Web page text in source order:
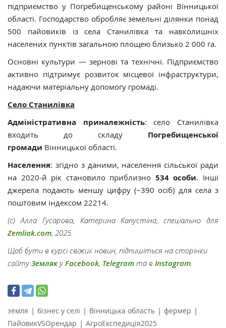
підприємство у Погребищенському районі Вінницької
області. Господарство обробляє земельні ділянки понад
500 пайовиків із села Станилівка та навколишніх
населених пунктів загальною площею близько 2 000 га.
Основні культури — зернові та технічні. Підприємство
активно підтримує розвиток місцевої інфраструктури,
надаючи матеріальну допомогу громаді.
Село Станилівка
Адміністративна приналежність: село Станилівка
входить до складу Погребищенської
громади Вінницької області.
Населення: згідно з даними, населення сільської ради
на 2020-й рік становило приблизно 534 особи. Інші
джерела подають меншу цифру (~390 осіб) для села з
поштовим індексом 22214.
(с) Алла Гусарова, Катерина Капустіна, спеціально для
Zemliak.com, 2025.
Щоб бути в курсі свіжих новин, підпишіться на сторінки
сайтуЗемлякуFacebook, Telegram та в Instagram.
земля | бізнес у селі | Вінницька область | фермер |
ПайовикVSОрендар | АгроЕкспедиція2025